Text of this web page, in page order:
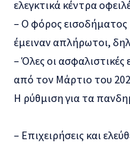
ελεγκτικά κέντρα
– Ο φόρος εισοδήματος
έμειναν απλήρωτοι,
– Όλες οι
από τον Μάρτιο του
Η ρύθμιση για τα
– Επιχειρήσεις και